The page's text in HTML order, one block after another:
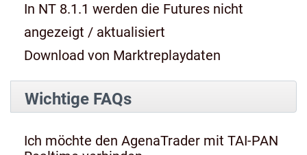
In NT 8.1.1 werden die Futures nicht
angezeigt / aktualisiert
Download von Marktreplaydaten
Wichtige FAQs
Ich möchte den AgenaTrader mit TAI-PAN